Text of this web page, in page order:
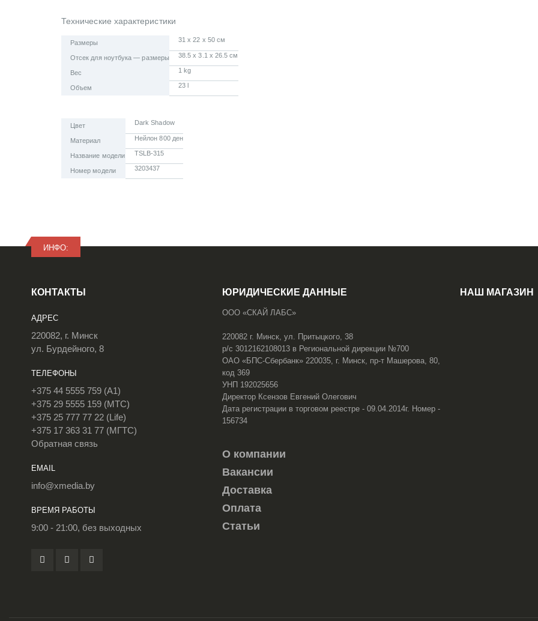
Технические характеристики
Размеры 31 x 22 x 50 см
Отсек для ноутбука — размеры 38.5 x 3.1 x 26.5 см
Вес 1 kg
Объем 23 l
Цвет Dark Shadow
Материал Нейлон 800 ден
Название модели TSLB-315
Номер модели 3203437
ИНФО:
КОНТАКТЫ
АДРЕС
220082, г. Минск
ул. Бурдейного, 8
ТЕЛЕФОНЫ
+375 44 5555 759 (A1)
+375 29 5555 159 (МТС)
+375 25 777 77 22 (Life)
+375 17 363 31 77 (МГТС)
Обратная связь
EMAIL
info@xmedia.by
ВРЕМЯ РАБОТЫ
9:00 - 21:00, без выходных
ЮРИДИЧЕСКИЕ ДАННЫЕ
ООО «СКАЙ ЛАБС»
220082 г. Минск, ул. Притыцкого, 38
р/с 3012162108013 в Региональной дирекции №700
ОАО «БПС-Сбербанк» 220035, г. Минск, пр-т Машерова, 80,
код 369
УНП 192025656
Директор Ксензов Евгений Олегович
Дата регистрации в торговом реестре - 09.04.2014г. Номер -
156734
О компании
Вакансии
Доставка
Оплата
Статьи
НАШ МАГАЗИН